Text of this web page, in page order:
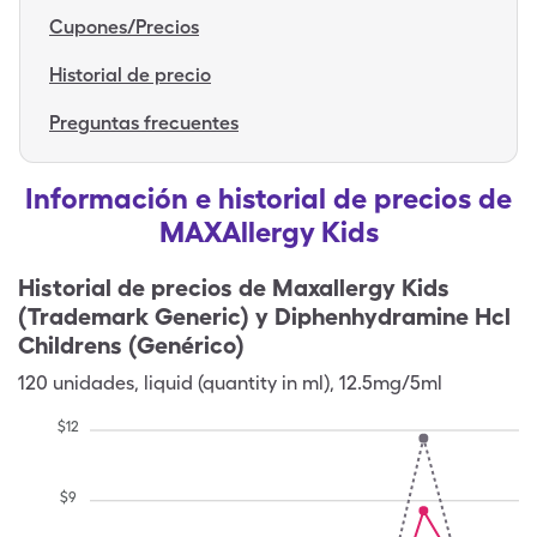
Cupones/Precios
Historial de precio
Preguntas frecuentes
Información e historial de precios de
MAXAllergy Kids
Historial de precios de Maxallergy Kids
(Trademark Generic) y Diphenhydramine Hcl
Childrens (Genérico)
120 unidades, liquid (quantity in ml), 12.5mg/5ml
$9
$12